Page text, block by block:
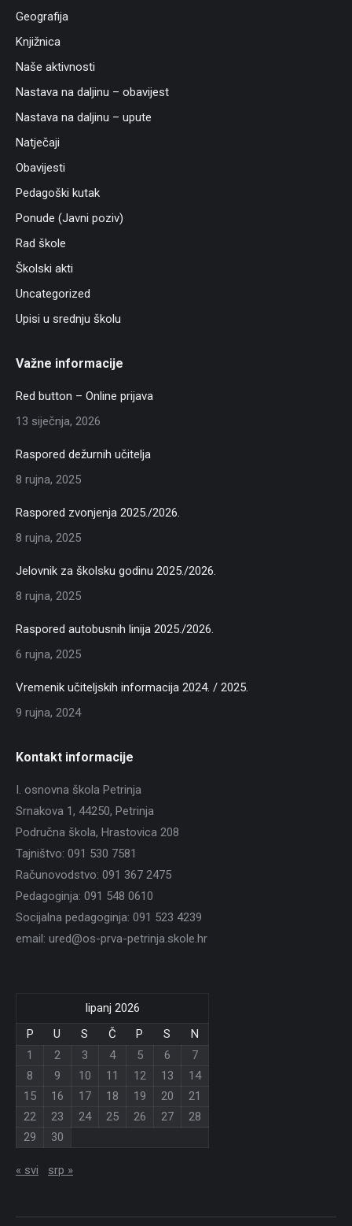
Geografija
Knjižnica
Naše aktivnosti
Nastava na daljinu – obavijest
Nastava na daljinu – upute
Natječaji
Obavijesti
Pedagoški kutak
Ponude (Javni poziv)
Rad škole
Školski akti
Uncategorized
Upisi u srednju školu
Važne informacije
Red button – Online prijava
13 siječnja, 2026
Raspored dežurnih učitelja
8 rujna, 2025
Raspored zvonjenja 2025./2026.
8 rujna, 2025
Jelovnik za školsku godinu 2025./2026.
8 rujna, 2025
Raspored autobusnih linija 2025./2026.
6 rujna, 2025
Vremenik učiteljskih informacija 2024. / 2025.
9 rujna, 2024
Kontakt informacije
I. osnovna škola Petrinja
Srnakova 1, 44250, Petrinja
Područna škola, Hrastovica 208
Tajništvo: 091 530 7581
Računovodstvo: 091 367 2475
Pedagoginja: 091 548 0610
Socijalna pedagoginja: 091 523 4239
email: ured@os-prva-petrinja.skole.hr
lipanj 2026
P
U S Č P S
N
1
2 3 4 5 6
7
8
9 10 11 12 13
14
15
16 17 18 19 20
21
22
23 24 25 26 27
28
29
30
« svi srp »